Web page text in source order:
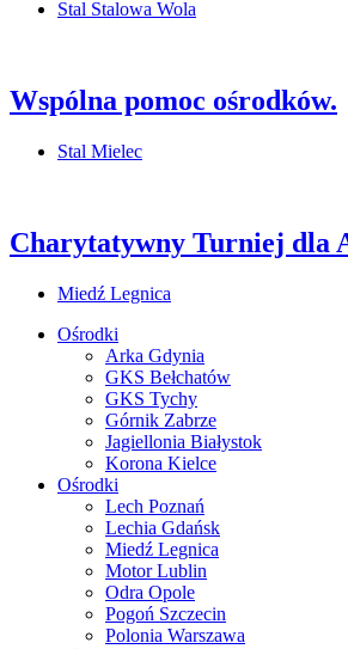
Stal Stalowa Wola
Wspólna pomoc ośrodków.
Stal Mielec
Charytatywny Turniej dla
Miedź Legnica
Ośrodki
Arka Gdynia
GKS Bełchatów
GKS Tychy
Górnik Zabrze
Jagiellonia Białystok
Korona Kielce
Ośrodki
Lech Poznań
Lechia Gdańsk
Miedź Legnica
Motor Lublin
Odra Opole
Pogoń Szczecin
Polonia Warszawa